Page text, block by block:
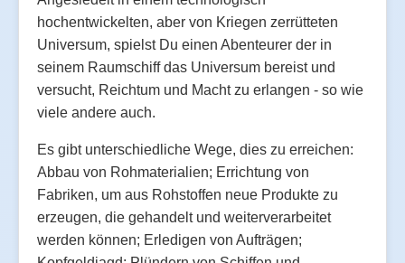
hochentwickelten, aber von Kriegen zerrütteten
Universum, spielst Du einen Abenteurer der in
seinem Raumschiff das Universum bereist und
versucht, Reichtum und Macht zu erlangen - so wie
viele andere auch.
Es gibt unterschiedliche Wege, dies zu erreichen:
Abbau von Rohmaterialien; Errichtung von
Fabriken, um aus Rohstoffen neue Produkte zu
erzeugen, die gehandelt und weiterverarbeitet
werden können; Erledigen von Aufträgen;